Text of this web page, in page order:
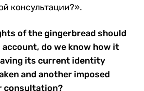
консультации?».
of the gingerbread should
do we know how it
its current identity
and another imposed
consultation?